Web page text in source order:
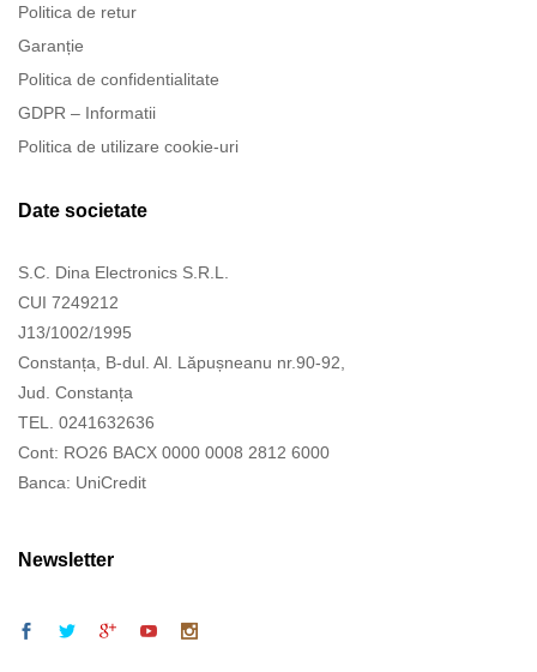
Politica de retur
Garanție
Politica de confidentialitate
GDPR – Informatii
Politica de utilizare cookie-uri
Date societate
S.C. Dina Electronics S.R.L.
CUI 7249212
J13/1002/1995
Constanța, B-dul. Al. Lăpușneanu nr.90-92,
Jud. Constanța
TEL. 0241632636
Cont: RO26 BACX 0000 0008 2812 6000
Banca: UniCredit
Newsletter